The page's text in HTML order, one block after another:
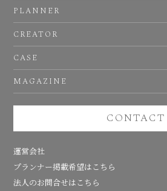
PLANNER
CREATOR
CASE
MAGAZINE
CONTACT
運営会社
プランナー掲載希望はこちら
法人のお問合せはこちら